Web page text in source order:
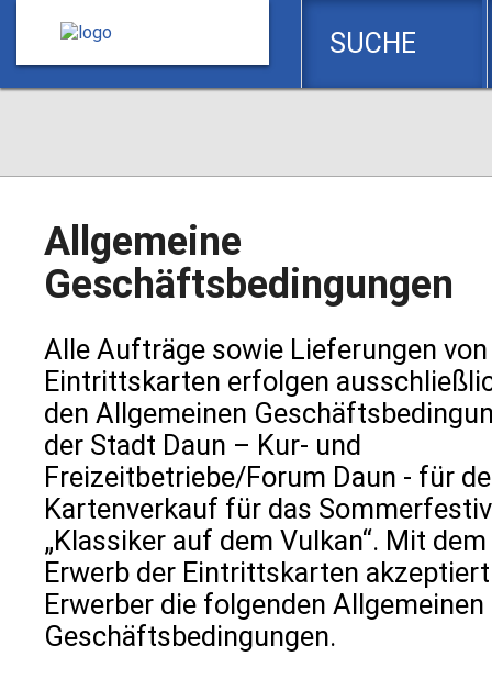
Zum
Seiteninhalt
springen
SUCHE
Allgemeine
Geschäftsbedingungen
Alle Aufträge sowie Lieferungen von
Eintrittskarten erfolgen
den Allgemeinen
der Stadt Daun – Kur- und
Freizeitbetriebe/Forum Daun - für
Kartenverkauf für das
„Klassiker auf dem Vulkan“. Mit dem
Erwerb der Eintrittskarten
Erwerber die folgenden Allgemeinen
Geschäftsbedingungen.